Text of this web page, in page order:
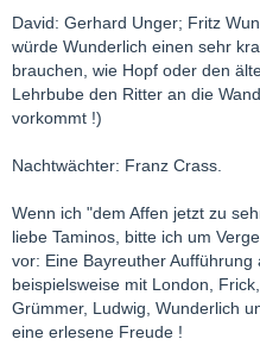
David: Gerhard Unger; Fritz
würde Wunderlich einen sehr
brauchen, wie Hopf oder den
Lehrbube den Ritter an die
vorkommt !)
Nachtwächter: Franz Crass.
Wenn ich "dem Affen jetzt zu
liebe Taminos, bitte ich um
vor: Eine Bayreuther Aufführung
beispielsweise mit London,
Grümmer, Ludwig, Wunderlich
eine erlesene Freude !